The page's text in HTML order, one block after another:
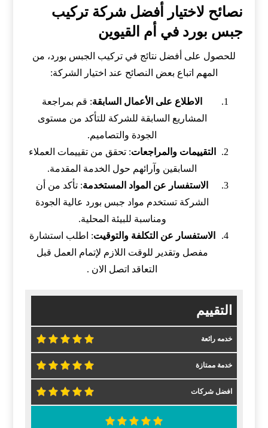
نصائح لاختيار أفضل شركة تركيب
جبس بورد في أم القيوين
للحصول على أفضل نتائج في تركيب الجبس بورد، من
المهم اتباع بعض النصائح عند اختيار الشركة:
الاطلاع على الأعمال السابقة: قم بمراجعة
المشاريع السابقة للشركة للتأكد من مستوى
الجودة والتصاميم.
التقييمات والمراجعات: تحقق من تقييمات العملاء
السابقين وآرائهم حول الخدمة المقدمة.
الاستفسار عن المواد المستخدمة: تأكد من أن
الشركة تستخدم مواد جبس بورد عالية الجودة
ومناسبة للبيئة المحلية.
الاستفسار عن التكلفة والتوقيت: اطلب استشارة
مفصل وتقدير للوقت اللازم لإتمام العمل قبل
التعاقد اتصل الان .
التقييم
خدمه رائعة
خدمة ممتازة
افضل شركات